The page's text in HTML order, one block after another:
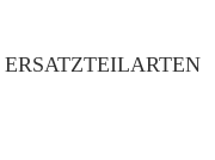
ERSATZTEILARTEN